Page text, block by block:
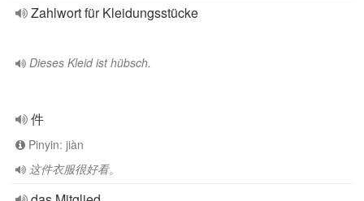
Zahlwort für Kleidungsstücke
Dieses Kleid ist hübsch.
件
Pinyin: jiàn
这件衣服很好看。